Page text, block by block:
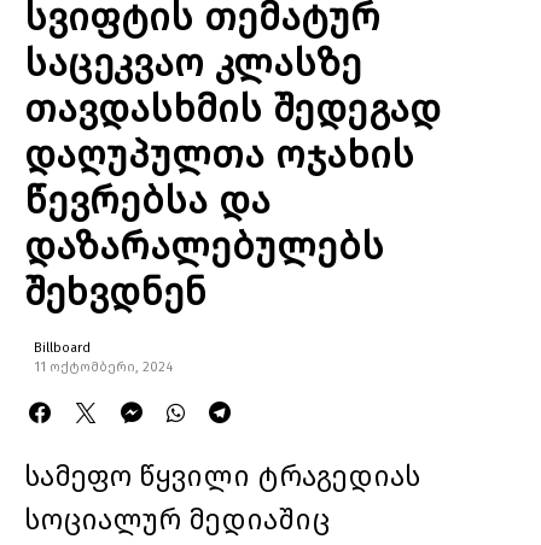
სვიფტის თემატურ
საცეკვაო კლასზე
თავდასხმის შედეგად
დაღუპულთა ოჯახის
წევრებსა და
დაზარალებულებს
შეხვდნენ
Billboard
11 ოქტომბერი, 2024
სამეფო წყვილი ტრაგედიას
სოციალურ მედიაშიც